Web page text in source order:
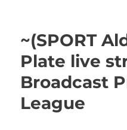
~(SPORT
Plate live
Broadcast
League